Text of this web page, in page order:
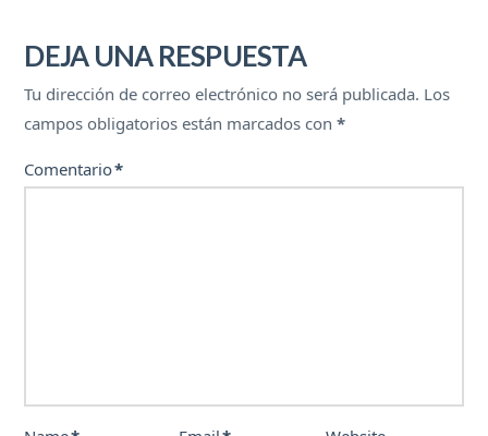
DEJA UNA RESPUESTA
Tu dirección de correo electrónico no será publicada. Los
campos obligatorios están marcados con*
Comentario*